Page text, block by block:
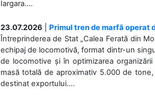
Iargara....
23.07.2026
Primul tren de marfă operat
Întreprinderea de Stat „Calea Ferată din
echipaj de locomotivă, format dintr-un
de locomotive și în optimizarea
masă totală de aproximativ 5.000 de
destinat exportului....